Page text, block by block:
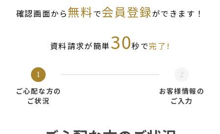
確認画面から無料で会員登録ができます！
資料請求が簡単30秒で完了!
1
ご心配な方の
ご状況
2
お客様情報の
ご入力